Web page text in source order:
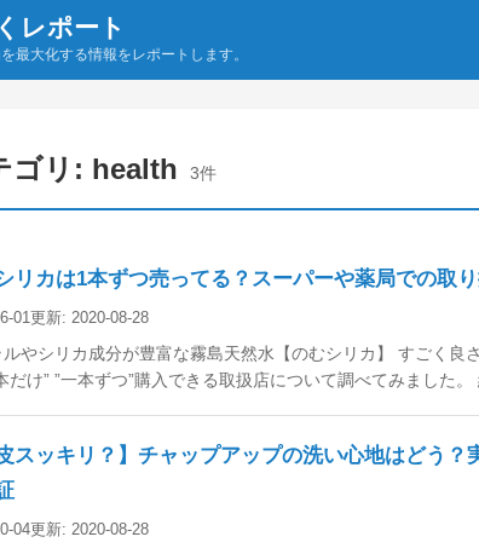
レポート
最大化する情報をレポートします。
ゴリ: health 3件
リカは1本ずつ売ってる？スーパーや薬局での取
01更新: 2020-08-28
ルやシリカ成分が豊富な霧島天然水【のむシリカ】 すごく良
だけ” ”一本ずつ”購入できる取扱店について調べてみました
皮スッキリ？】チャップアップの洗い心地はどう
04更新: 2020-08-28